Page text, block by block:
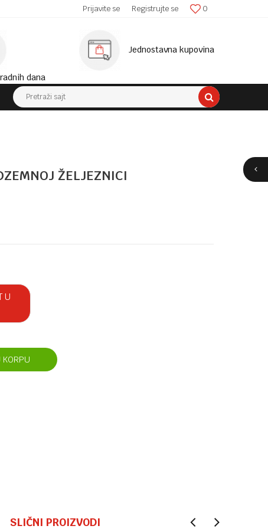
SIGURNA ISPORUKA! 0
Prijavite se Registrujte se
dana
Jednostavna kupovina
Pretraži sajt
ŽELJEZNICI
U
KORPU
SLIČNI PROIZVODI